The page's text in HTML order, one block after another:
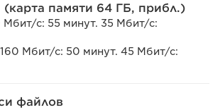
памяти 64 ГБ, прибл.)
Мбит/с: 55 минут. 35 Мбит/с:
160 Мбит/с: 50 минут. 45 Мбит/с:
файлов